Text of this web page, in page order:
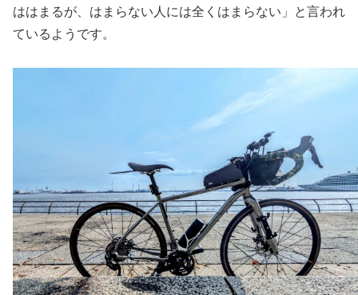
ははまるが、はまらない人には全くはまらない」と言われ
ているようです。